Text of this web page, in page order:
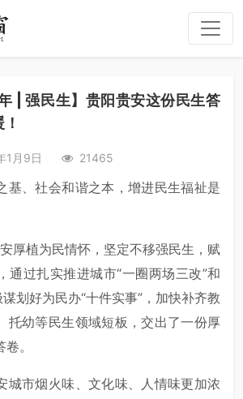
年 | 强民生】贵阳贵安这份民生答
1月9日 21465
基、社会和谐之本，增进民生福祉是
厚植为民情怀，坚定不移强民生，赋
通过扎实推进城市“一圈两场三改”和
划好为民办“十件实事”，加快补齐教
托幼等民生领域短板，交出了一份厚
。
城市烟火味、文化味、人情味更加浓